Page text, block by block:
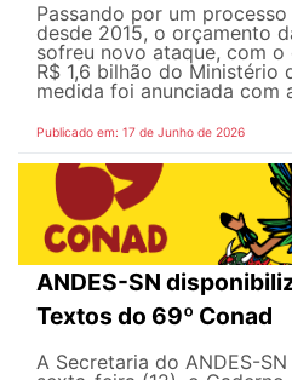
Passando por um
desde 2015, o orçamento
sofreu novo ataque, com
R$ 1,6 bilhão do Ministério
medida foi anunciada com
Publicado em: 17 de Junho de 2026
ANDES-SN
Textos do 69º Conad
A Secretaria do ANDES-